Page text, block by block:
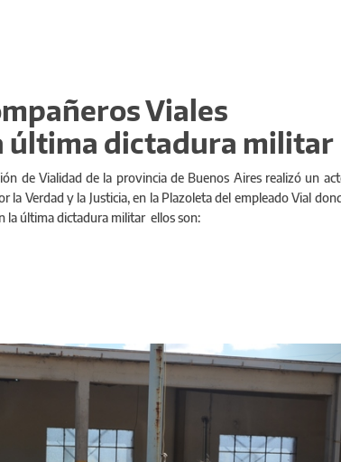
Viales
última dictadura militar
de Vialidad de la provincia de Buenos Aires realizó un
Verdad y la Justicia, en la Plazoleta del empleado Vial
la última dictadura militar ellos son: